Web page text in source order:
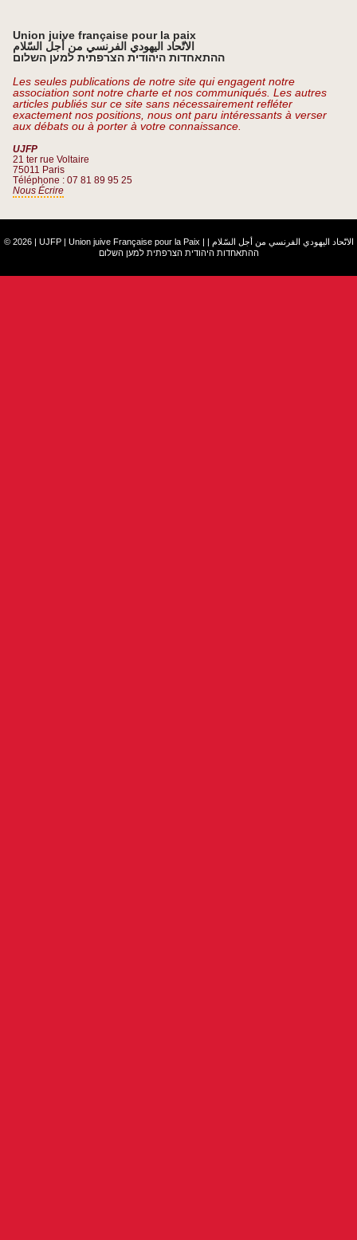
Union juive française pour la paix
الاتّحاد اليهودي الفرنسي من أجل السّلام
ההתאחדות היהודית הצרפתית למען השלום
Les seules publications de notre site qui engagent notre
association sont notre charte et nos communiqués. Les autres
articles publiés sur ce site sans nécessairement refléter
exactement nos positions, nous ont paru intéressants à verser
aux débats ou à porter à votre connaissance.
UJFP
21 ter rue Voltaire
75011 Paris
Téléphone : 07 81 89 95 25
Nous Écrire
© 2026 | UJFP | Union juive Française pour la Paix | الاتّحاد اليهودي الفرنسي من أجل السّلام
ההתאחדות היהודית הצרפתית למען השלום